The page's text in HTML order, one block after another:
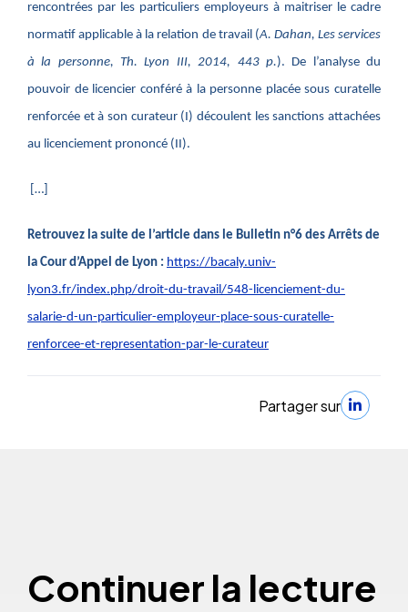
rencontrées par les particuliers employeurs à maitriser le cadre
normatif applicable à la relation de travail (A. Dahan, Les services
à la personne, Th. Lyon III, 2014, 443 p.). De l’analyse du
pouvoir de licencier conféré à la personne placée sous curatelle
renforcée et à son curateur (I) découlent les sanctions attachées
au licenciement prononcé (II).
[…]
Retrouvez la suite de l’article dans le Bulletin n°6 des Arrêts de
la Cour d’Appel de Lyon : https://bacaly.univ-
lyon3.fr/index.php/droit-du-travail/548-licenciement-du-
salarie-d-un-particulier-employeur-place-sous-curatelle-
renforcee-et-representation-par-le-curateur
Partager sur
Continuer la lecture